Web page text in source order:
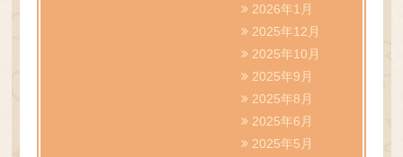
2026年1月
2025年12月
2025年10月
2025年9月
2025年8月
2025年6月
2025年5月